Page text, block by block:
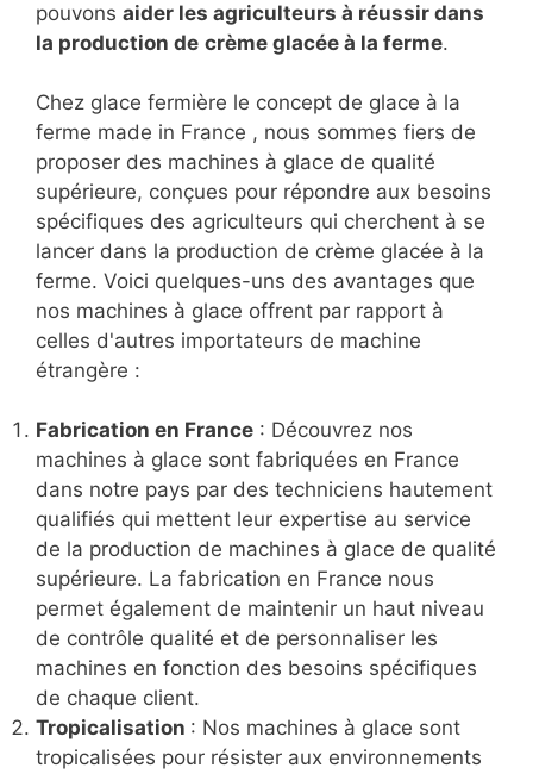
pouvons aider les agriculteurs à réussir dans
la production de crème glacée à la ferme.
Chez glace fermière le concept de glace à la
ferme made in France , nous sommes fiers de
proposer des machines à glace de qualité
supérieure, conçues pour répondre aux besoins
spécifiques des agriculteurs qui cherchent à se
lancer dans la production de crème glacée à la
ferme. Voici quelques-uns des avantages que
nos machines à glace offrent par rapport à
celles d'autres importateurs de machine
étrangère :
Fabrication en France : Découvrez nos
machines à glace sont fabriquées en France
dans notre pays par des techniciens hautement
qualifiés qui mettent leur expertise au service
de la production de machines à glace de qualité
supérieure. La fabrication en France nous
permet également de maintenir un haut niveau
de contrôle qualité et de personnaliser les
machines en fonction des besoins spécifiques
de chaque client.
Tropicalisation : Nos machines à glace sont
tropicalisées pour résister aux environnements